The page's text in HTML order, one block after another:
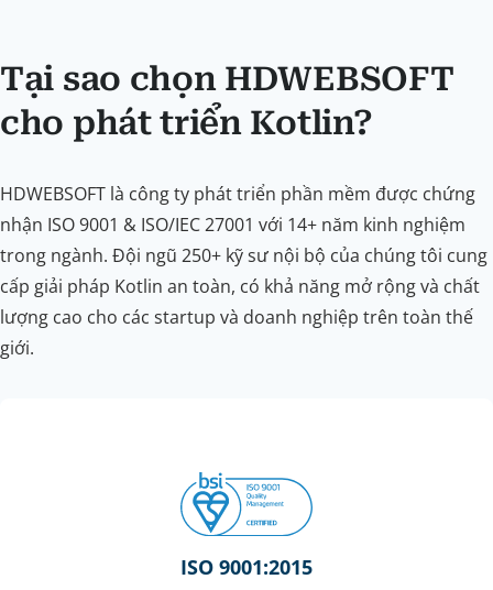
Tại sao chọn HDWEBSOFT
cho phát triển Kotlin?
HDWEBSOFT là công ty phát triển phần mềm được chứng
nhận ISO 9001 & ISO/IEC 27001 với 14+ năm kinh nghiệm
trong ngành. Đội ngũ 250+ kỹ sư nội bộ của chúng tôi cung
cấp giải pháp Kotlin an toàn, có khả năng mở rộng và chất
lượng cao cho các startup và doanh nghiệp trên toàn thế
giới.
ISO 9001:2015